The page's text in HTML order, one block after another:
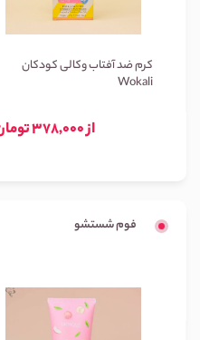
کرم ضد آفتاب وکالی کودکان
Wokali
از 378,000 تومان
فوم شستشو